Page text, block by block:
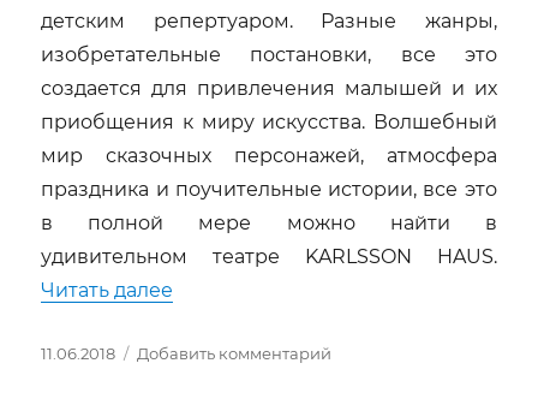
детским репертуаром. Разные жанры,
изобретательные постановки, все это
создается для привлечения малышей и их
приобщения к миру искусства. Волшебный
мир сказочных персонажей, атмосфера
праздника и поучительные истории, все это
в полной мере можно найти в
удивительном театре KARLSSON HAUS.
Читать далее
Опубликовано
11.06.2018 Добавить комментарий